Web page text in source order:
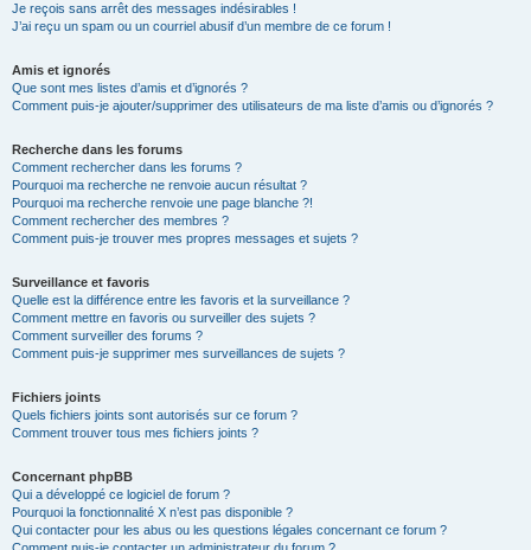
Je reçois sans arrêt des messages indésirables !
J’ai reçu un spam ou un courriel abusif d’un membre de ce forum !
Amis et ignorés
Que sont mes listes d’amis et d’ignorés ?
Comment puis-je ajouter/supprimer des utilisateurs de ma liste d’amis ou d’ignorés ?
Recherche dans les forums
Comment rechercher dans les forums ?
Pourquoi ma recherche ne renvoie aucun résultat ?
Pourquoi ma recherche renvoie une page blanche ?!
Comment rechercher des membres ?
Comment puis-je trouver mes propres messages et sujets ?
Surveillance et favoris
Quelle est la différence entre les favoris et la surveillance ?
Comment mettre en favoris ou surveiller des sujets ?
Comment surveiller des forums ?
Comment puis-je supprimer mes surveillances de sujets ?
Fichiers joints
Quels fichiers joints sont autorisés sur ce forum ?
Comment trouver tous mes fichiers joints ?
Concernant phpBB
Qui a développé ce logiciel de forum ?
Pourquoi la fonctionnalité X n’est pas disponible ?
Qui contacter pour les abus ou les questions légales concernant ce forum ?